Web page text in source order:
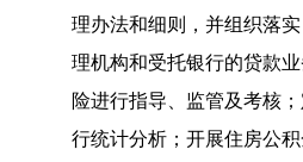
理办法和细则，并组织落实
理机构和受托银行的贷款
险进行指导、监管及考核 ；
行统计分析 ； 开展住房公